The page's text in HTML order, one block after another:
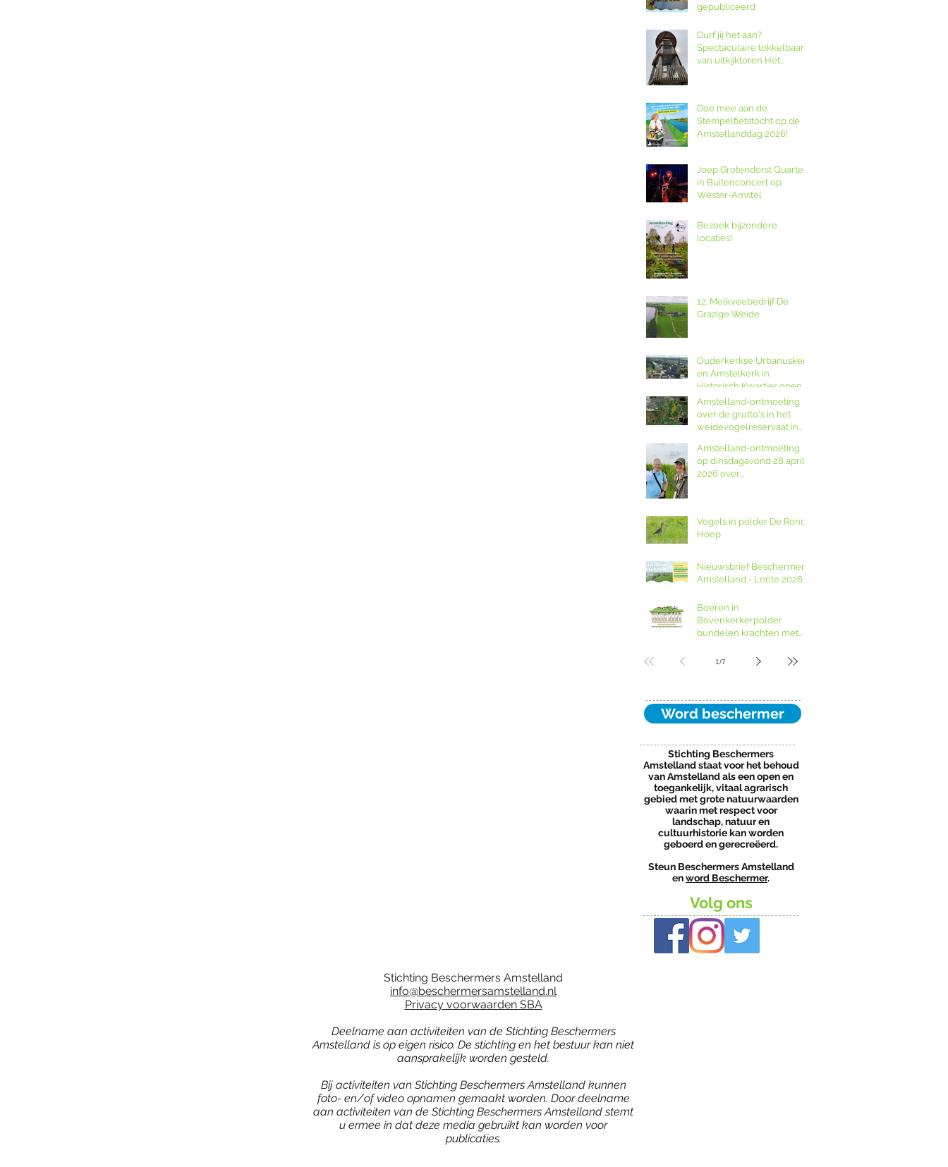
gepubliceerd
Durf jij het aan?
Spectaculaire tokkelbaan
van uitkijktoren Het
Doe mee aan de
Stempelfietstocht op de
Amstellanddag 2026!
Joep Grotendorst Quartet
in Buitenconcert op
Wester-Amstel
Bezoek bijzondere
locaties!
12. Melkveebedrijf De
Grazige Weide
Ouderkerkse Urbanuskerk
en Amstelkerk in
Historisch Kwartier open
op Amstellanddag met
rondleidingen,
fototentoonstelling en
Amstelland-ontmoeting
over de grutto's in het
weidevogelreservaat in
Amstelland-ontmoeting
op dinsdagavond 28 april
2026 over
Kwant van Landschap
Noord-Holland
Vogels in polder De Ronde
Hoep
Nieuwsbrief Beschermers
Amstelland - Lente 2026
Boeren in
Bovenkerkerpolder
bundelen krachten met
1/7
Word beschermer
Stichting Beschermers
Amstelland staat voor het behoud
van Amstelland als een open en
toegankelijk, vitaal agrarisch
gebied met grote natuurwaarden
waarin met respect voor
landschap, natuur en
cultuurhistorie kan worden
geboerd en gerecreëerd.
Steun Beschermers Amstelland
enword Beschermer.
Volg ons
Stichting Beschermers Amstelland
info@beschermersamstelland.nl
Privacy voorwaarden SBA
Deelname aan activiteiten van de Stichting Beschermers
Amstelland is op eigen risico. De stichting en het bestuur kan niet
aansprakelijk worden gesteld.
Bij activiteiten van Stichting Beschermers Amstelland kunnen
foto- en/of video opnamen gemaakt worden. Door deelname
aan activiteiten van de Stichting Beschermers Amstelland stemt
u ermee in dat deze media gebruikt kan worden voor
publicaties.